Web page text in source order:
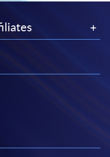
回條作日後查詢用途。
用，概不退還。
據並不可作為 閣下已獲
申請人將獲退還已繳交的